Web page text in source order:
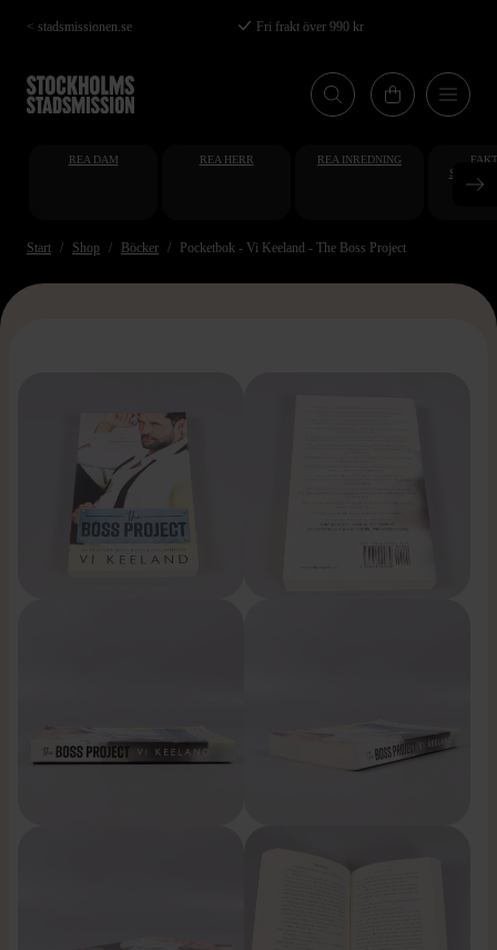
Hoppa
till
huvudinnehåll
< stadsmissionen.se Fri frakt över 990 kr
REA DAM REA HERR REA INREDNING
Start Shop Böcker Pocketbok - Vi Keeland - The Boss Project
>